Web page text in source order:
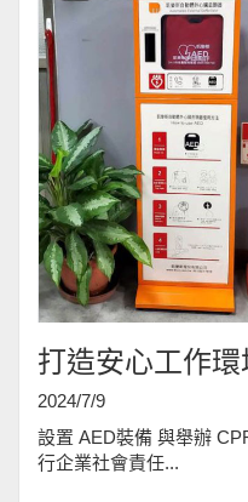
打造安心工作環
2024/7/9
設置 AED裝備 與舉辦
行企業社會責任...